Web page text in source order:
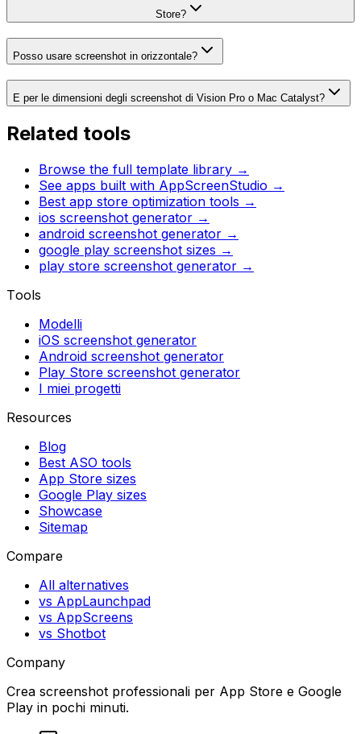
Store?
Posso usare screenshot in orizzontale?
E per le dimensioni degli screenshot di Vision Pro o Mac Catalyst?
Related tools
Browse the full template library →
See apps built with AppScreenStudio →
Best app store optimization tools →
ios screenshot generator →
android screenshot generator →
google play screenshot sizes →
play store screenshot generator →
Tools
Modelli
iOS screenshot generator
Android screenshot generator
Play Store screenshot generator
I miei progetti
Resources
Blog
Best ASO tools
App Store sizes
Google Play sizes
Showcase
Sitemap
Compare
All alternatives
vs AppLaunchpad
vs AppScreens
vs Shotbot
Company
Crea screenshot professionali per App Store e Google
Play in pochi minuti.